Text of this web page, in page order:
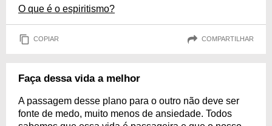
O que é o espiritismo?
COPIAR COMPARTILHAR
Faça dessa vida a melhor
A passagem desse plano para o outro não deve ser
fonte de medo, muito menos de ansiedade. Todos